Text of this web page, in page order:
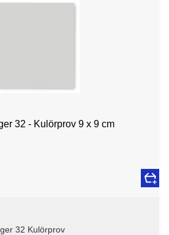
32 - Kulörprov 9 x 9 cm
32 Kulörprov